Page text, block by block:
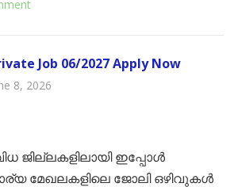
Job 06/2027 Apply Now
8, 2026
ജില്ലകളിലായി ഇപ്പോൾ
മേഖലകളിലെ ജോലി ഒഴിവുകൾ